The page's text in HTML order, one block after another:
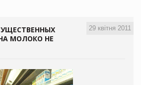
29 квітня 2011
МОЛОКО НЕ